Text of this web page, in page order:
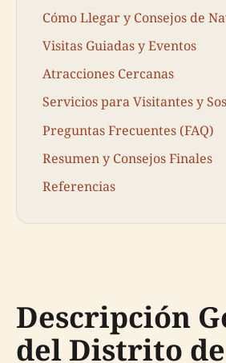
Cómo Llegar y Consejos de
Visitas Guiadas y Eventos
Atracciones Cercanas
Servicios para Visitantes y
Preguntas Frecuentes (FAQ)
Resumen y Consejos Finales
Referencias
Descripción
del Distrito de